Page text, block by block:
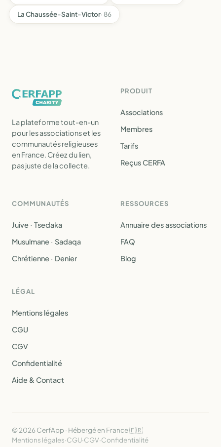
La Chaussée-Saint-Victor· 86
La plateforme tout-en-un
pour les associations et les
communautés religieuses
en France. Créez du lien,
pas juste de la collecte.
PRODUIT
Associations
Membres
Tarifs
Reçus CERFA
COMMUNAUTÉS
Juive · Tsedaka
Musulmane · Sadaqa
Chrétienne · Denier
RESSOURCES
Annuaire des associations
FAQ
Blog
LÉGAL
Mentions légales
CGU
CGV
Confidentialité
Aide & Contact
© 2026 CerfApp · Hébergé en France 🇫🇷
Mentions légales·CGU·CGV·Confidentialité